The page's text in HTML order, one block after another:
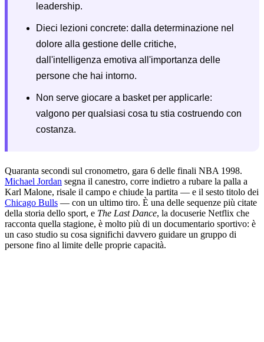
leadership.
Dieci lezioni concrete: dalla determinazione nel
dolore alla gestione delle critiche,
dall'intelligenza emotiva all'importanza delle
persone che hai intorno.
Non serve giocare a basket per applicarle:
valgono per qualsiasi cosa tu stia costruendo con
costanza.
Quaranta secondi sul cronometro, gara 6 delle finali NBA 1998.
Michael Jordan segna il canestro, corre indietro a rubare la palla a
Karl Malone, risale il campo e chiude la partita — e il sesto titolo dei
Chicago Bulls — con un ultimo tiro. È una delle sequenze più citate
della storia dello sport, e The Last Dance, la docuserie Netflix che
racconta quella stagione, è molto più di un documentario sportivo: è
un caso studio su cosa significhi davvero guidare un gruppo di
persone fino al limite delle proprie capacità.